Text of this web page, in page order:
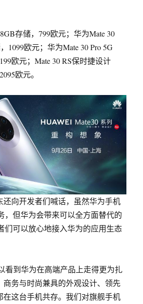
存储，799欧元；华为Mate 30
1099欧元；华为Mate 30 Pro 5G
欧元；Mate 30 RS保时捷设计
欧元。
还向开发者们喊话，虽然华为手机
，但华为会带来可以全方面替代的
们可以放心地接入华为的应用生态
看到华为在高端产品上走得更为扎
商务与时尚兼具的外观设计、领先
在这台手机共存。我们对旗舰手机